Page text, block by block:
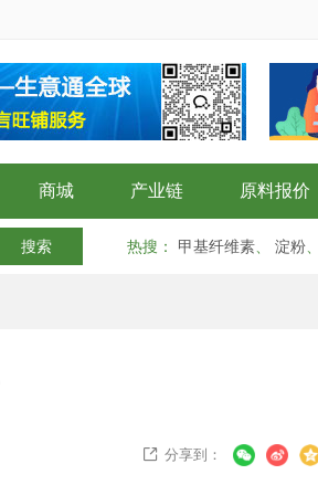
商城 产业链 原料报价
热搜 ： 甲基纤维素 淀粉
 分享到：